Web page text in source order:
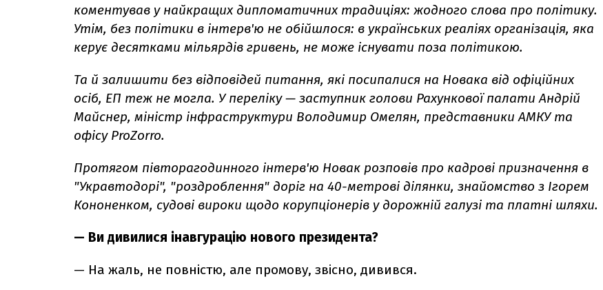
коментував у найкращих дипломатичних традиціях: жодного слова про політику.
Утім, без політики в інтерв'ю не обійшлося: в українських реаліях організація, яка
керує десятками мільярдів гривень, не може існувати поза політикою.
Та й залишити без відповідей питання, які посипалися на Новака від офіційних
осіб, ЕП теж не могла. У переліку — заступник голови Рахункової палати Андрій
Майснер, міністр інфраструктури Володимир Омелян, представники АМКУ та
офісу ProZorro.
Протягом півторагодинного інтерв'ю Новак розповів про кадрові призначення в
"Укравтодорі", "роздроблення" доріг на 40-метрові ділянки, знайомство з Ігорем
Кононенком, судові вироки щодо корупціонерів у дорожній галузі та платні шляхи.
— Ви дивилися інавгурацію нового президента?
— На жаль, не повністю, але промову, звісно, дивився.